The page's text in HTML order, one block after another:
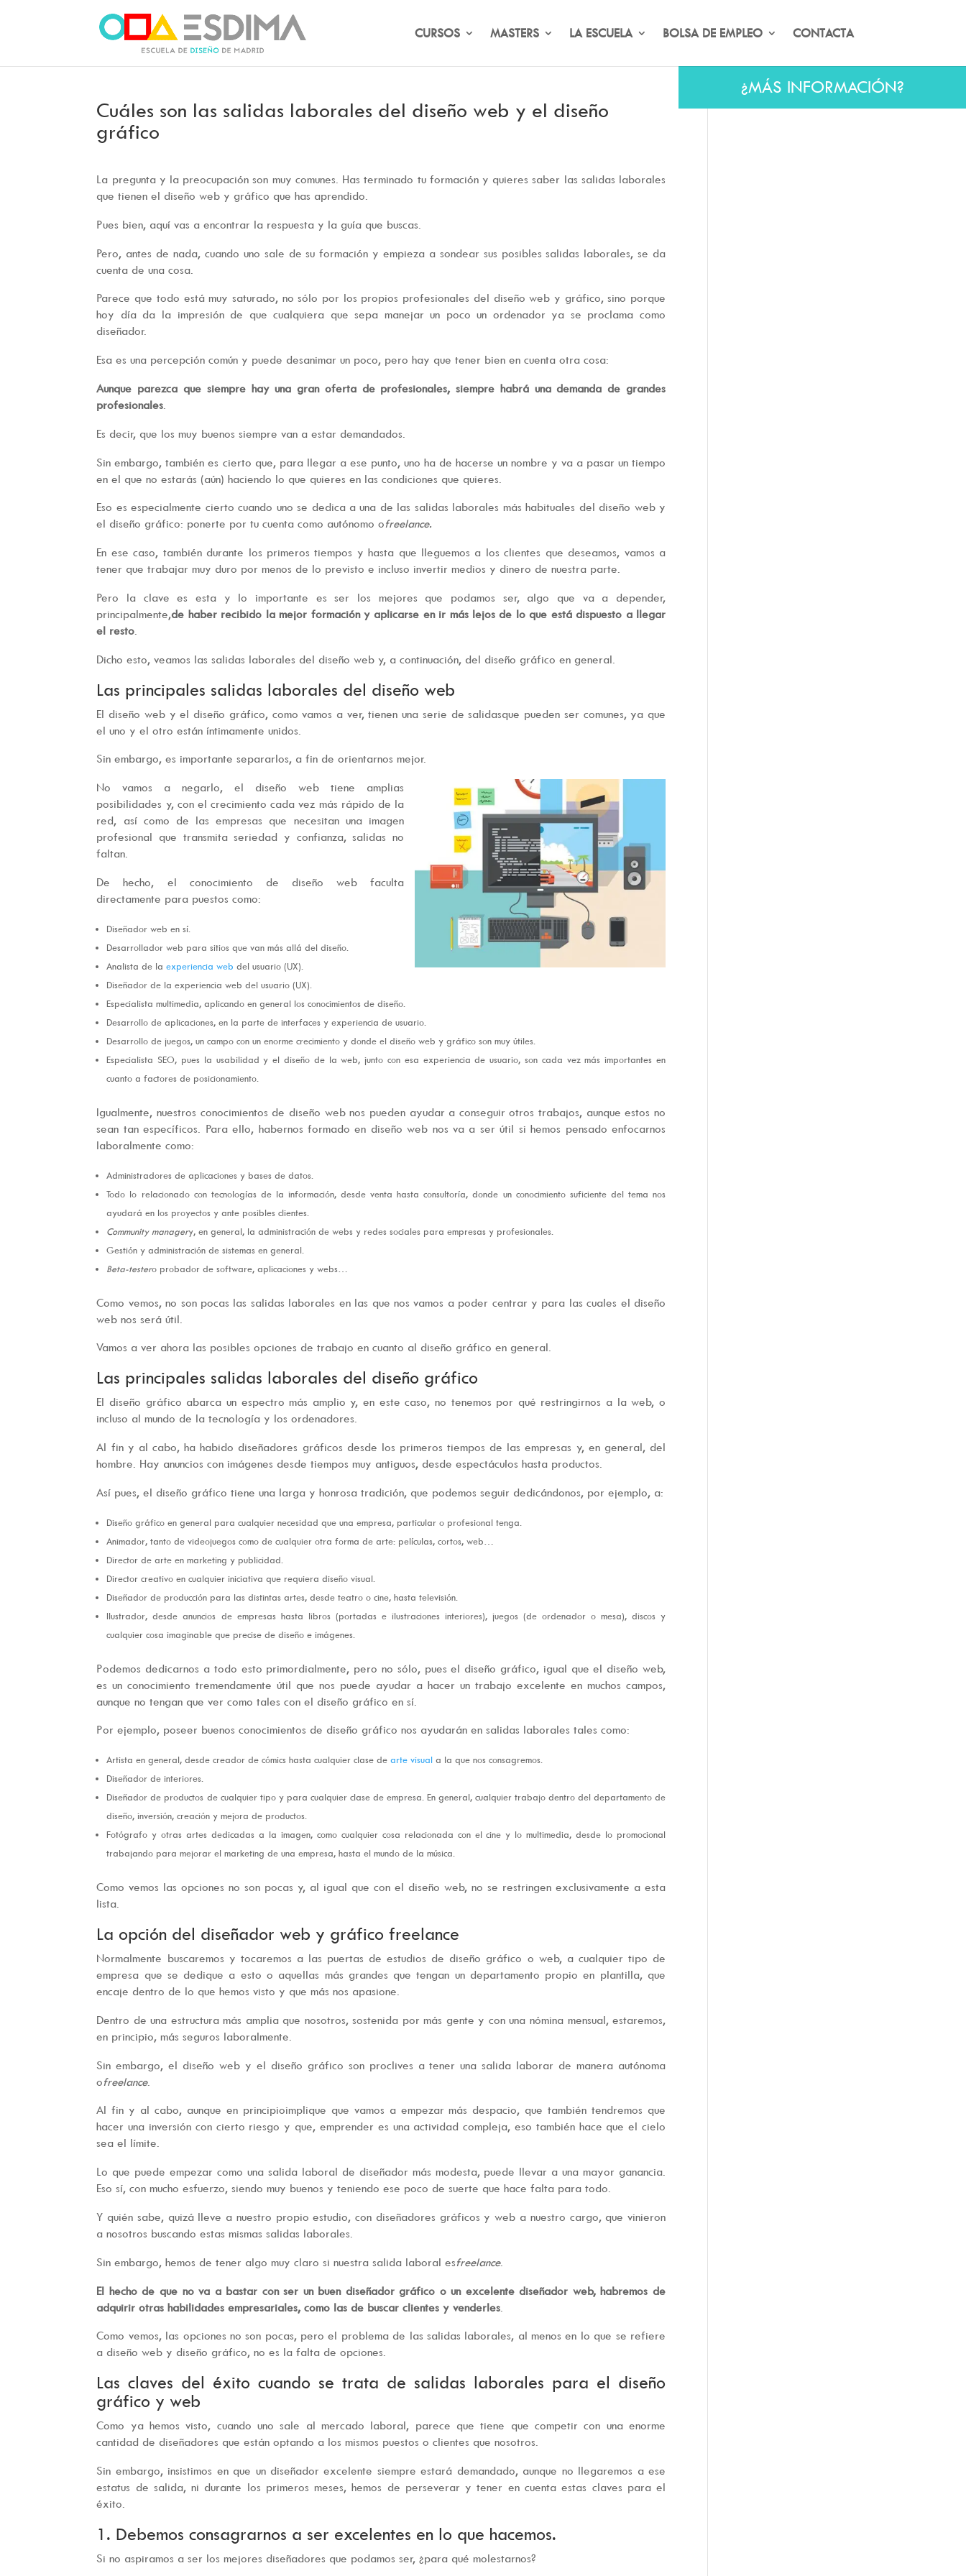
CURSOS MASTERS LA ESCUELA BOLSA DE EMPLEO CONTACTA
Cuáles son las salidas laborales del diseño web y el diseño
gráfico
La pregunta y la preocupación son muy comunes. Has terminado tu formación y quieres saber las salidas laborales
que tienen el diseño web y gráfico que has aprendido.
Pues bien, aquí vas a encontrar la respuesta y la guía que buscas.
Pero, antes de nada, cuando uno sale de su formación y empieza a sondear sus posibles salidas laborales, se da
cuenta de una cosa.
Parece que todo está muy saturado, no sólo por los propios profesionales del diseño web y gráfico, sino porque
hoy día da la impresión de que cualquiera que sepa manejar un poco un ordenador ya se proclama como
diseñador.
Esa es una percepción común y puede desanimar un poco, pero hay que tener bien en cuenta otra cosa:
Aunque parezca que siempre hay una gran oferta de profesionales, siempre habrá una demanda de grandes
profesionales
Es decir, que los muy buenos siempre van a estar demandados.
Sin embargo, también es cierto que, para llegar a ese punto, uno ha de hacerse un nombre y va a pasar un tiempo
en el que no estarás (aún) haciendo lo que quieres en las condiciones que quieres.
Eso es especialmente cierto cuando uno se dedica a una de las salidas laborales más habituales del diseño web y
el diseño gráfico: ponerte por tu cuenta como autónomo ofreelance.
En ese caso, también durante los primeros tiempos y hasta que lleguemos a los clientes que deseamos, vamos a
tener que trabajar muy duro por menos de lo previsto e incluso invertir medios y dinero de nuestra parte.
Pero la clave es esta y lo importante es ser los mejores que podamos ser, algo que va a depender,
principalmente,de haber recibido la mejor formación y aplicarse en ir más lejos de lo que está dispuesto a llegar
el resto
Dicho esto, veamos las salidas laborales del diseño web y, a continuación, del diseño gráfico en general.
Las principales salidas laborales del diseño web
El diseño web y el diseño gráfico, como vamos a ver, tienen una serie de salidasque pueden ser comunes, ya que
el uno y el otro están íntimamente unidos.
Sin embargo, es importante separarlos, a fin de orientarnos mejor.
No vamos a negarlo, el diseño web tiene amplias
posibilidades y, con el crecimiento cada vez más rápido de la
red, así como de las empresas que necesitan una imagen
profesional que transmita seriedad y confianza, salidas no
faltan.
De hecho, el conocimiento de diseño web faculta
directamente para puestos como:
Diseñador web en sí.
Desarrollador web para sitios que van más allá del diseño.
Analista de laexperiencia web del usuario (UX).
Diseñador de la experiencia web del usuario (UX).
Especialista multimedia, aplicando en general los conocimientos de diseño.
Desarrollo de aplicaciones, en la parte de interfaces y experiencia de usuario.
Desarrollo de juegos, un campo con un enorme crecimiento y donde el diseño web y gráfico son muy útiles.
Especialista SEO, pues la usabilidad y el diseño de la web, junto con esa experiencia de usuario, son cada vez más importantes en
cuanto a factores de posicionamiento.
Igualmente, nuestros conocimientos de diseño web nos pueden ayudar a conseguir otros trabajos, aunque estos no
sean tan específicos. Para ello, habernos formado en diseño web nos va a ser útil si hemos pensado enfocarnos
laboralmente como:
Administradores de aplicaciones y bases de datos.
Todo lo relacionado con tecnologías de la información, desde venta hasta consultoría, donde un conocimiento suficiente del tema nos
ayudará en los proyectos y ante posibles clientes.
Community managery, en general, la administración de webs y redes sociales para empresas y profesionales.
Gestión y administración de sistemas en general.
Beta-testero probador de software, aplicaciones y webs…
Como vemos, no son pocas las salidas laborales en las que nos vamos a poder centrar y para las cuales el diseño
web nos será útil.
Vamos a ver ahora las posibles opciones de trabajo en cuanto al diseño gráfico en general.
Las principales salidas laborales del diseño gráfico
El diseño gráfico abarca un espectro más amplio y, en este caso, no tenemos por qué restringirnos a la web, o
incluso al mundo de la tecnología y los ordenadores.
Al fin y al cabo, ha habido diseñadores gráficos desde los primeros tiempos de las empresas y, en general, del
hombre. Hay anuncios con imágenes desde tiempos muy antiguos, desde espectáculos hasta productos.
Así pues, el diseño gráfico tiene una larga y honrosa tradición, que podemos seguir dedicándonos, por ejemplo, a:
Diseño gráfico en general para cualquier necesidad que una empresa, particular o profesional tenga.
Animador, tanto de videojuegos como de cualquier otra forma de arte: películas, cortos, web…
Director de arte en marketing y publicidad.
Director creativo en cualquier iniciativa que requiera diseño visual.
Diseñador de producción para las distintas artes, desde teatro o cine, hasta televisión.
Ilustrador, desde anuncios de empresas hasta libros (portadas e ilustraciones interiores), juegos (de ordenador o mesa), discos y
cualquier cosa imaginable que precise de diseño e imágenes.
Podemos dedicarnos a todo esto primordialmente, pero no sólo, pues el diseño gráfico, igual que el diseño web,
es un conocimiento tremendamente útil que nos puede ayudar a hacer un trabajo excelente en muchos campos,
aunque no tengan que ver como tales con el diseño gráfico en sí.
Por ejemplo, poseer buenos conocimientos de diseño gráfico nos ayudarán en salidas laborales tales como:
Artista en general, desde creador de cómics hasta cualquier clase dearte visual a la que nos consagremos.
Diseñador de interiores.
Diseñador de productos de cualquier tipo y para cualquier clase de empresa. En general, cualquier trabajo dentro del departamento de
diseño, inversión, creación y mejora de productos.
Fotógrafo y otras artes dedicadas a la imagen, como cualquier cosa relacionada con el cine y lo multimedia, desde lo promocional
trabajando para mejorar el marketing de una empresa, hasta el mundo de la música.
Como vemos las opciones no son pocas y, al igual que con el diseño web, no se restringen exclusivamente a esta
lista.
La opción del diseñador web y gráfico freelance
Normalmente buscaremos y tocaremos a las puertas de estudios de diseño gráfico o web, a cualquier tipo de
empresa que se dedique a esto o aquellas más grandes que tengan un departamento propio en plantilla, que
encaje dentro de lo que hemos visto y que más nos apasione.
Dentro de una estructura más amplia que nosotros, sostenida por más gente y con una nómina mensual, estaremos,
en principio, más seguros laboralmente.
Sin embargo, el diseño web y el diseño gráfico son proclives a tener una salida laborar de manera autónoma
ofreelance.
Al fin y al cabo, aunque en principioimplique que vamos a empezar más despacio, que también tendremos que
hacer una inversión con cierto riesgo y que, emprender es una actividad compleja, eso también hace que el cielo
sea el límite.
Lo que puede empezar como una salida laboral de diseñador más modesta, puede llevar a una mayor ganancia.
Eso sí, con mucho esfuerzo, siendo muy buenos y teniendo ese poco de suerte que hace falta para todo.
Y quién sabe, quizá lleve a nuestro propio estudio, con diseñadores gráficos y web a nuestro cargo, que vinieron
a nosotros buscando estas mismas salidas laborales.
Sin embargo, hemos de tener algo muy claro si nuestra salida laboral esfreelance.
El hecho de que no va a bastar con ser un buen diseñador gráfico o un excelente diseñador web, habremos de
adquirir otras habilidades empresariales, como las de buscar clientes y venderles
Como vemos, las opciones no son pocas, pero el problema de las salidas laborales, al menos en lo que se refiere
a diseño web y diseño gráfico, no es la falta de opciones.
Las claves del éxito cuando se trata de salidas laborales para el diseño
gráfico y web
Como ya hemos visto, cuando uno sale al mercado laboral, parece que tiene que competir con una enorme
cantidad de diseñadores que están optando a los mismos puestos o clientes que nosotros.
Sin embargo, insistimos en que un diseñador excelente siempre estará demandado, aunque no llegaremos a ese
estatus de salida, ni durante los primeros meses, hemos de perseverar y tener en cuenta estas claves para el
éxito.
1. Debemos consagrarnos a ser excelentes en lo que hacemos.
Si no aspiramos a ser los mejores diseñadores que podamos ser, ¿para qué molestarnos?
¿MÁS INFORMACIÓN?